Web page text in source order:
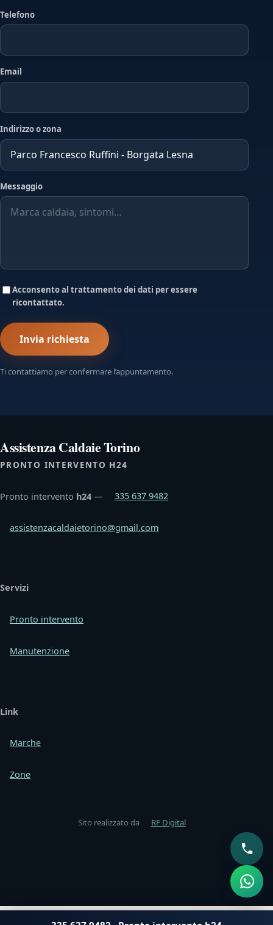
Telefono
Email
Indirizzo o zona
Messaggio
Acconsento al trattamento dei dati per essere
ricontattato.
Invia richiesta
Ti contattiamo per confermare l’appuntamento.
Assistenza Caldaie Torino
PRONTO INTERVENTO H24
Pronto intervento h24 — 335 637 9482
assistenzacaldaietorino@gmail.com
Servizi
Pronto intervento
Manutenzione
Link
Marche
Zone
Sito realizzato da RF Digital